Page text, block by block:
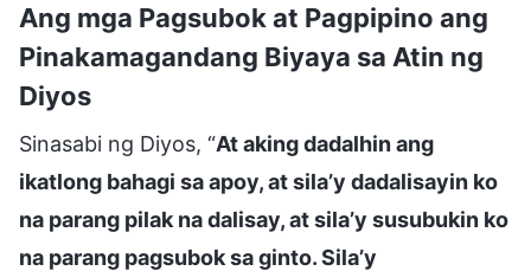
Ang mga Pagsubok at Pagpipino ang
Pinakamagandang Biyaya sa Atin ng
Diyos
Sinasabi ng Diyos, “At aking dadalhin ang
ikatlong bahagi sa apoy, at sila’y dadalisayin ko
na parang pilak na dalisay, at sila’y susubukin ko
na parang pagsubok sa ginto. Sila’y